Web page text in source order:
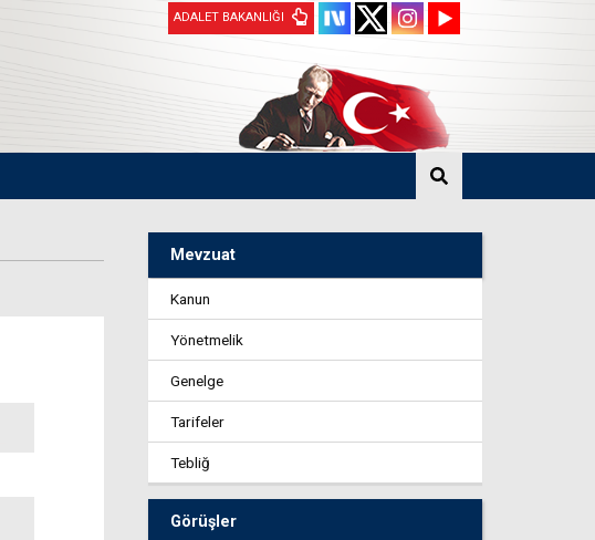
ADALET BAKANLIĞI
Mevzuat
Kanun
Yönetmelik
Genelge
Tarifeler
Tebliğ
Görüşler